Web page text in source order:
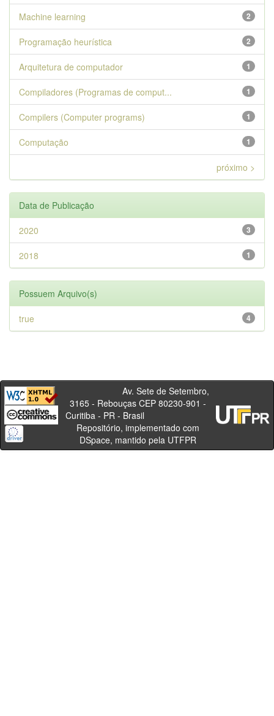
2
Machine learning
2
Programação heurística
1
Arquitetura de computador
1
Compiladores (Programas de comput...
1
Compilers (Computer programs)
1
Computação
próximo >
Data de Publicação
3
2020
1
2018
Possuem Arquivo(s)
4
true
Av. Sete de Setembro,
3165 - Rebouças CEP 80230-901 -
Curitiba - PR - Brasil
Repositório, implementado com
DSpace, mantido pela UTFPR